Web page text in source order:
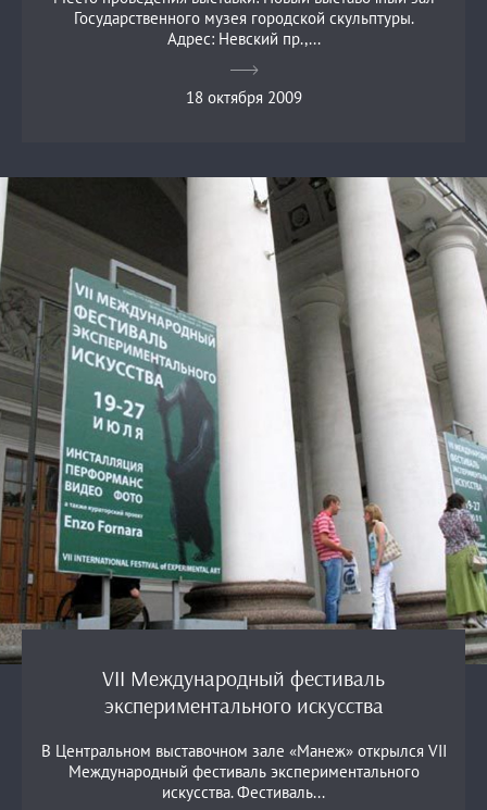
Государственного музея городской скульптуры.
Адрес: Невский пр.,...
18 октября 2009
VII Международный фестиваль
экспериментального искусства
В Центральном выставочном зале «Манеж» открылся VII
Международный фестиваль экспериментального
искусства. Фестиваль...